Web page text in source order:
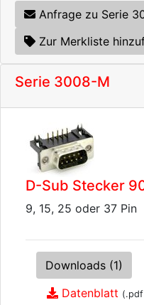
Anfrage zu Serie
Zur Merkliste
Serie 3008-M
D-Sub Stecker
9, 15, 25 oder 37 Pin
Downloads (1)
Datenblatt (.pdf